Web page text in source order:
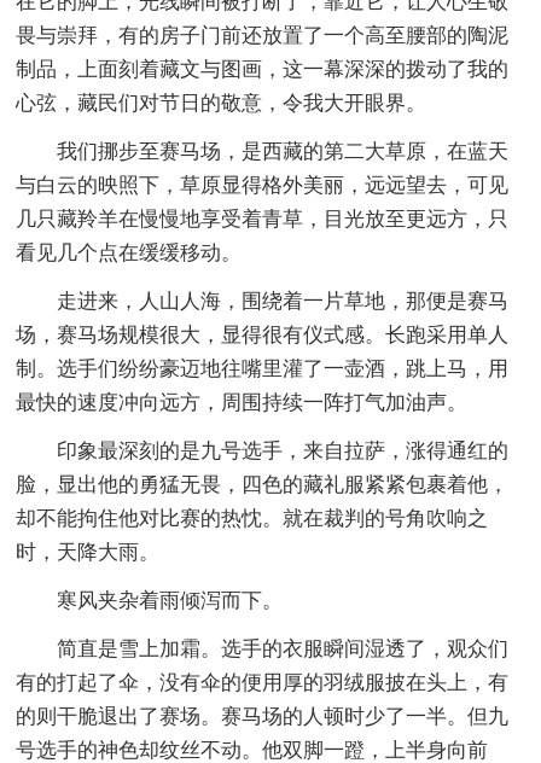
畏与崇拜，有的房子门前还放置了一个高至腰部的陶泥
制品，上面刻着藏文与图画，这一幕深深的拨动了我的
心弦，藏民们对节日的敬意，令我大开眼界。
我们挪步至赛马场，是西藏的第二大草原，在蓝天
与白云的映照下，草原显得格外美丽，远远望去，可见
几只藏羚羊在慢慢地享受着青草，目光放至更远方，只
看见几个点在缓缓移动。
走进来，人山人海，围绕着一片草地，那便是赛马
场，赛马场规模很大，显得很有仪式感。长跑采用单人
制。选手们纷纷豪迈地往嘴里灌了一壶酒，跳上马，用
最快的速度冲向远方，周围持续一阵打气加油声。
印象最深刻的是九号选手，来自拉萨，涨得通红的
脸，显出他的勇猛无畏，四色的藏礼服紧紧包裹着他，
却不能拘住他对比赛的热忱。就在裁判的号角吹响之
时，天降大雨。
寒风夹杂着雨倾泻而下。
简直是雪上加霜。选手的衣服瞬间湿透了，观众们
有的打起了伞，没有伞的便用厚的羽绒服披在头上，有
的则干脆退出了赛场。赛马场的人顿时少了一半。但九
号选手的神色却纹丝不动。他双脚一蹬，上半身向前